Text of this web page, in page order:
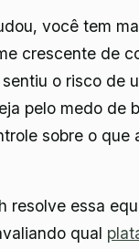
você tem
crescente de
o risco de
pelo medo de
sobre o que
resolve essa
qual